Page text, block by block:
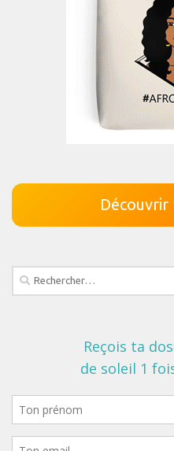
Rechercher :